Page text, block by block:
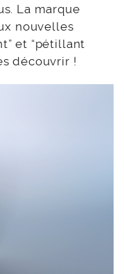
La marque
nouvelles
et “pétillant
découvrir !